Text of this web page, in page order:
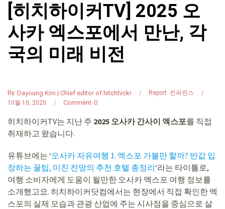
[히치하이커TV] 2025 오
사카 엑스포에서 만난, 각
국의 미래 비전
By Dayoung Kim | Chief editor of hitchhickr Report 컨퍼런스
10월 10, 2025
0
Comment
히치하이커TV는 지난 주 2025 오사카 간사이 엑스포를 직접
취재하고 왔습니다.
유튜브에는 ‘오사카 자유여행 1. 엑스포 가볼만 할까? 반값 입
장하는 꿀팁, 미친 전망의 추천 호텔 총정리‘라는 타이틀로,
여행 소비자에게 도움이 될만한 오사카 엑스포 여행 정보를
소개했고요. 히치하이커닷컴에서는 현장에서 직접 확인한 엑
스포의 실제 모습과 관광 산업에 주는 시사점을 중심으로 살